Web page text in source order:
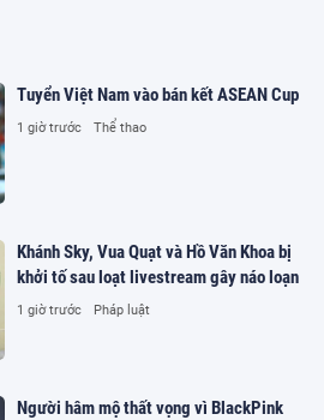
Tuyển Việt Nam vào bán kết ASEAN Cup
1 giờ trước Thể thao
Khánh Sky, Vua Quạt và Hồ Văn Khoa bị
khởi tố sau loạt livestream gây náo loạn
1 giờ trước Pháp luật
Người hâm mộ thất vọng vì BlackPink